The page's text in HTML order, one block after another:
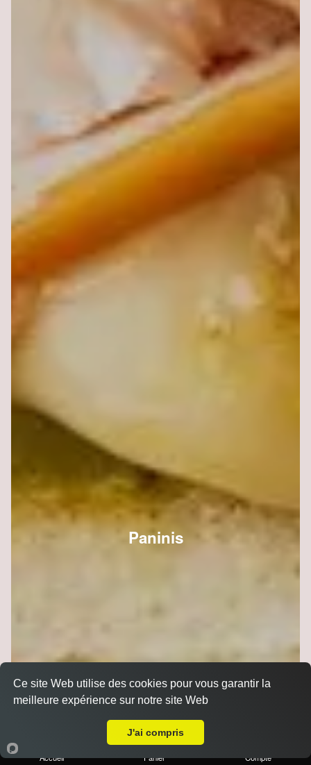
Paninis
Accueil Panier Compte
Ce site Web utilise des cookies pour vous garantir la
meilleure expérience sur notre site Web
J'ai compris